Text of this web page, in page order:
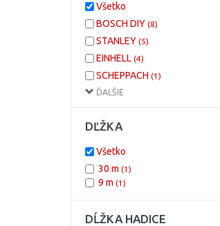
ĎALŠIE
Všetko
BOSCH DIY (8)
STANLEY (5)
EINHELL (4)
SCHEPPACH (1)
BLACK & DECKER
DĽŽKA
Všetko
30 m (1)
9 m (1)
DĹŽKA HADICE